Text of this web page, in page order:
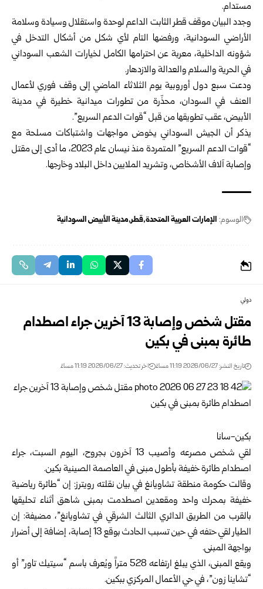
مستدام.
وجدد البيان موقف قطر الثابت الداعم لوحدة واستقلال وسيادة وسلامة
الأراضي السودانية، ورفضها التام لأي شكل من أشكال التدخل في
شؤونه الداخلية، معربة عن احترامها الكامل لخيارات الشعب السوداني
في الحرية والسلام والعدالة والازدهار.
ودعت سبع دول أوروبية يوم الثلاثاء الماضي إلى وقف فوري لأعمال
العنف في ‏السودان، محذّرة من تطورات ميدانية خطيرة في مدينة
الأبيض، عقب ‏تطويقها من قبل “قوات الدعم السريع”.‏
يذكر أن الجيش السوداني يخوض مواجهات واشتباكات مسلحة مع
“قوات ‏الدعم السريع” المتمردة منذ نيسان عام 2023، ما أدى إلى مقتل
وإصابة ‏آلاف الأشخاص، وتشريد الملايين داخل البلاد وخارجها.‏
الوسوم: الإمارات العربية المتحدة قطر مدينة الأبيض السودانية
دولي
مقتل شخص وإصابة 13 آخرين جراء اصطدام
طائرة بمبنى في بكين
تاريخ النشر: 2026/06/27 11:19 مساءً اخر تحديث: 2026/06/27 11:19 مساءً
بكين-سانا
لقي شخص مصرعه وأصيب 13 آخرون بجروح، اليوم السبت، جراء
اصطدام طائرة خفيفة بأطول مبنى في العاصمة الصينيةبكين.
وقالت حكومة منطقة تشاويانغ في بيان نقلته رويترز: إن “طائرة رياضية
خفيفة بمحرك واحد ومقعدين اصطدمت بمبنى شاهق أثناء تحليقها
بالقرب من الطريق الدائري الثالث الشرقي في تشاويانغ”، مضيفة: إن
الطيار لقي حتفه في حين تسبب الحادث بوقع 13 إصابة، إضافة إلى أضرار
بواجهة المبنى.
ويقع المبنى، الذي يبلغ ارتفاعه 528 متراً ويُعرف باسم “سيتيك تاور” أو
“تشاينا زون”، في حي الأعمال المركزي ببكين.